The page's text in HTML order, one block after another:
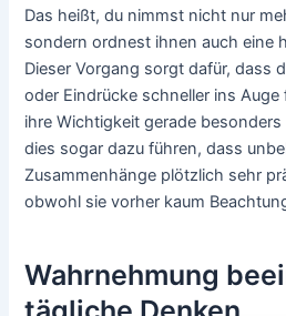
Das heißt, du nimmst nicht nur
sondern ordnest ihnen auch eine
Dieser Vorgang sorgt dafür, dass
oder Eindrücke schneller ins Auge
ihre Wichtigkeit gerade
dies sogar dazu führen, dass
Zusammenhänge plötzlich sehr
obwohl sie vorher kaum
Wahrnehmung